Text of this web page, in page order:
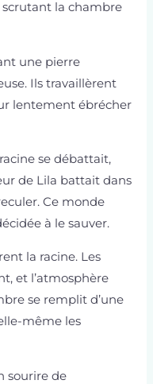
scrutant la chambre
une pierre
Ils travaillèrent
lentement ébrécher
se débattait,
de Lila battait dans
Ce monde
à le sauver.
la racine. Les
et l’atmosphère
se remplit d’une
même les
sourire de